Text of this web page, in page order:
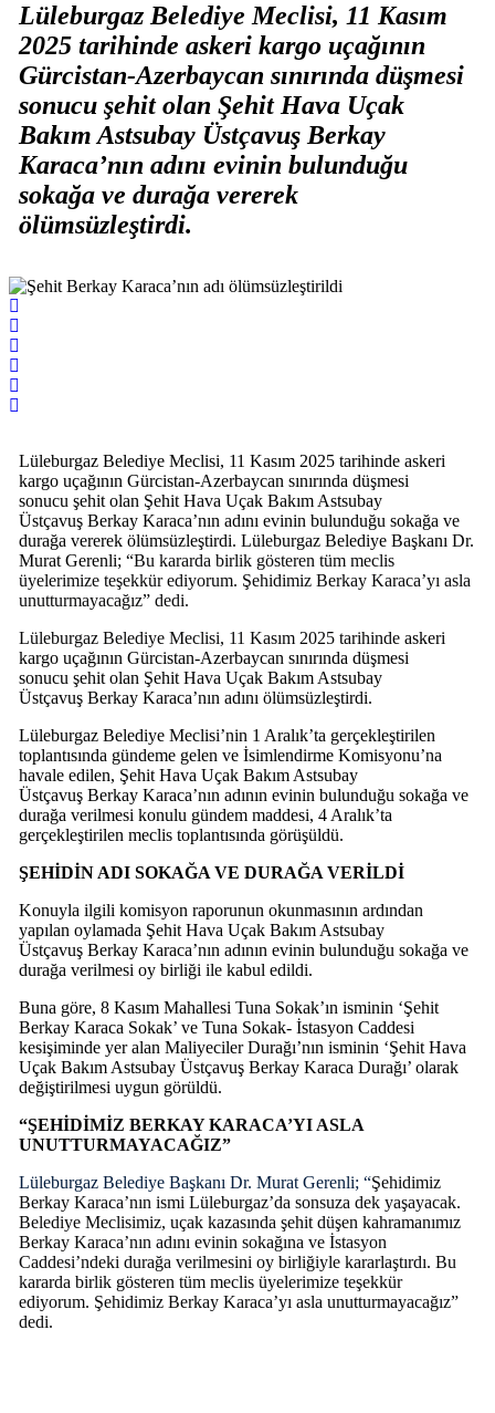
Lüleburgaz Belediye Meclisi, 11 Kasım
2025 tarihinde askeri kargo uçağının
Gürcistan-Azerbaycan sınırında düşmesi
sonucu şehit olan Şehit Hava Uçak
Bakım Astsubay Üstçavuş Berkay
Karaca’nın adını evinin bulunduğu
sokağa ve durağa vererek
ölümsüzleştirdi.
Lüleburgaz Belediye Meclisi, 11 Kasım 2025 tarihinde askeri
kargo uçağının Gürcistan-Azerbaycan sınırında düşmesi
sonucu şehit olan Şehit Hava Uçak Bakım Astsubay
Üstçavuş Berkay Karaca’nın adını evinin bulunduğu sokağa ve
durağa vererek ölümsüzleştirdi. Lüleburgaz Belediye Başkanı Dr.
Murat Gerenli; “Bu kararda birlik gösteren tüm meclis
üyelerimize teşekkür ediyorum. Şehidimiz Berkay Karaca’yı asla
unutturmayacağız” dedi.
Lüleburgaz Belediye Meclisi, 11 Kasım 2025 tarihinde askeri
kargo uçağının Gürcistan-Azerbaycan sınırında düşmesi
sonucu şehit olan Şehit Hava Uçak Bakım Astsubay
Üstçavuş Berkay Karaca’nın adını ölümsüzleştirdi.
Lüleburgaz Belediye Meclisi’nin 1 Aralık’ta gerçekleştirilen
toplantısında gündeme gelen ve İsimlendirme Komisyonu’na
havale edilen, Şehit Hava Uçak Bakım Astsubay
Üstçavuş Berkay Karaca’nın adının evinin bulunduğu sokağa ve
durağa verilmesi konulu gündem maddesi, 4 Aralık’ta
gerçekleştirilen meclis toplantısında görüşüldü.
ŞEHİDİN ADI SOKAĞA VE DURAĞA VERİLDİ
Konuyla ilgili komisyon raporunun okunmasının ardından
yapılan oylamada Şehit Hava Uçak Bakım Astsubay
Üstçavuş Berkay Karaca’nın adının evinin bulunduğu sokağa ve
durağa verilmesi oy birliği ile kabul edildi.
Buna göre, 8 Kasım Mahallesi Tuna Sokak’ın isminin ‘Şehit
Berkay Karaca Sokak’ ve Tuna Sokak- İstasyon Caddesi
kesişiminde yer alan Maliyeciler Durağı’nın isminin ‘Şehit Hava
Uçak Bakım Astsubay Üstçavuş Berkay Karaca Durağı’ olarak
değiştirilmesi uygun görüldü.
“ŞEHİDİMİZ BERKAY KARACA’YI ASLA
UNUTTURMAYACAĞIZ”
Lüleburgaz Belediye Başkanı Dr. Murat Gerenli; “Şehidimiz
Berkay Karaca’nın ismi Lüleburgaz’da sonsuza dek yaşayacak.
Belediye Meclisimiz, uçak kazasında şehit düşen kahramanımız
Berkay Karaca’nın adını evinin sokağına ve İstasyon
Caddesi’ndeki durağa verilmesini oy birliğiyle kararlaştırdı. Bu
kararda birlik gösteren tüm meclis üyelerimize teşekkür
ediyorum. Şehidimiz Berkay Karaca’yı asla unutturmayacağız”
dedi.